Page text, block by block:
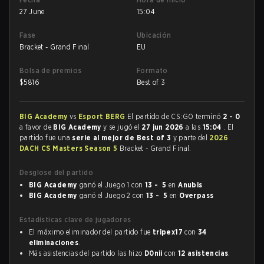
27 June
15:04
Fase
Bracket - Grand Final
Ubicación
EU
Bolsa de premios
$5816
Formato
Best of 3
BIG Academy vs Esport BERG El partido de CS:GO terminó 2 - 0
a favor de BIG Academyy se jugó el 27 jun 2026a las 15:04 . El
partido fue una serie al mejor de Best of 3 y parte del 2026
DACH CS Masters Season 5 Bracket - Grand Final.
Desglose del partido
BIG Academy ganó el Juego 1 con 13 - 5 enAnubis
BIG Academy ganó el Juego 2 con 13 - 5 en Overpass
Estadísticas clave de jugadores
El máximo eliminador del partido fue tripex17 con34
eliminaciones.
Más asistencias del partido las hizo D0nii con 12 asistencias.